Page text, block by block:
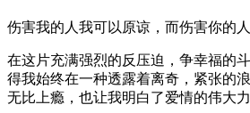
伤害我的人我可以原谅，而伤害你的
在这片充满强烈的反压迫，争幸福的
得我始终在一种透露着离奇，紧张的
无比上瘾，也让我明白了爱情的伟大力